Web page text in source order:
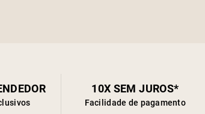
10X SEM JUROS*
Facilidade de pagamento